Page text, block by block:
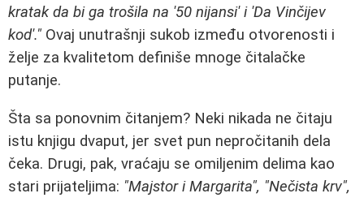
kratak da bi ga trošila na '50 nijansi' i 'Da Vinčijev
kod'." Ovaj unutrašnji sukob između otvorenosti i
želje za kvalitetom definiše mnoge čitalačke
putanje.
Šta sa ponovnim čitanjem? Neki nikada ne čitaju
istu knjigu dvaput, jer svet pun nepročitanih dela
čeka. Drugi, pak, vraćaju se omiljenim delima kao
stari prijateljima: "Majstor i Margarita", "Nečista krv",